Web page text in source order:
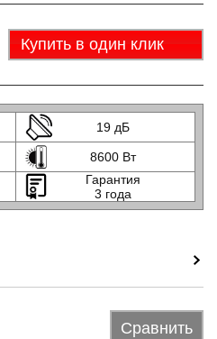
Купить в один клик
19 дБ
8600 Вт
Гарантия
3 года
Сравнить